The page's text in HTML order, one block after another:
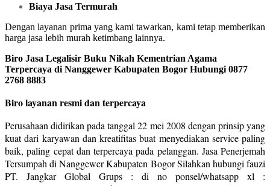
Biaya Jasa Termurah
Dengan layanan prima yang kami tawarkan, kami tetap memberikan
harga jasa lebih murah ketimbang lainnya.
Biro Jasa Legalisir Buku Nikah Kementrian Agama
Terpercaya di Nanggewer Kabupaten Bogor Hubungi 0877
2768 8883
Biro layanan resmi dan terpercaya
Perusahaan didirikan pada tanggal 22 mei 2008 dengan prinsip yang
kuat dari karyawan dan kreatifitas buat menyediakan service paling
baik, paling cepat dan terpercaya pada pelanggan. Jasa Penerjemah
Tersumpah di Nanggewer Kabupaten Bogor Silahkan hubungi fauzi
PT. Jangkar Global Grups : di no ponsel/whatsapp xl :